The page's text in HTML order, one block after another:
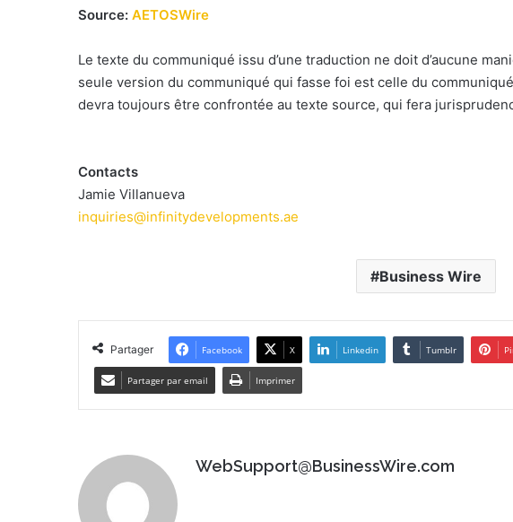
Source: AETOSWire
Le texte du communiqué issu d’une traduction ne doit d’aucune
seule version du communiqué qui fasse foi est celle du
devra toujours être confrontée au texte source, qui fera
Contacts
Jamie Villanueva
inquiries@infinitydevelopments.ae
Business Wire
Partager Facebook X Linkedin Tumblr
Partager par email Imprimer
WebSupport@BusinessWire.com